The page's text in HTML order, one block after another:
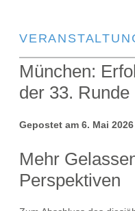
München:
der 33. Runde
Gepostet am 6. Mai 2026
Mehr
Perspektiven